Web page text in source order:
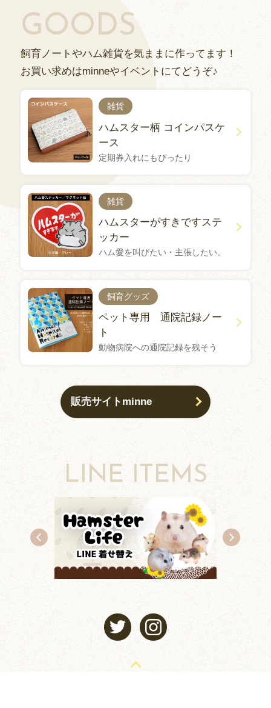
GOODS
飼育ノートやハム雑貨を気ままに作ってます！
お買い求めはminneやイベントにてどうぞ♪
雑貨
ハムスター柄 コインパスケ
ース
定期券入れにもぴったり
雑貨
ハムスターがすきですステ
ッカー
ハム愛を叫びたい・主張したい。
飼育グッズ
ペット専用 通院記録ノー
ト
動物病院への通院記録を残そう
販売サイトminne
LINE ITEMS